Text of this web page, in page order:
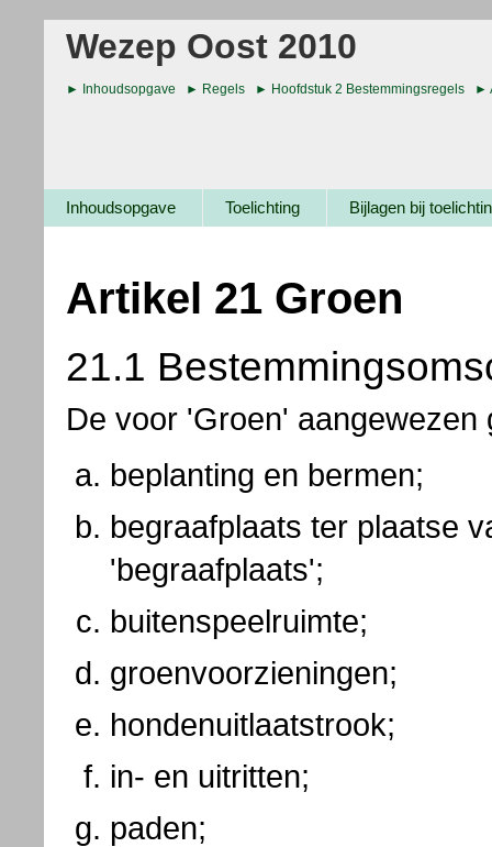
Wezep Oost 2010
Inhoudsopgave Regels Hoofdstuk 2 Bestemmingsregels
Inhoudsopgave Toelichting Bijlagen bij
Artikel 21 Groen
21.1
De voor 'Groen'
beplanting en bermen;
begraafplaats ter plaatse
'begraafplaats';
buitenspeelruimte;
groenvoorzieningen;
hondenuitlaatstrook;
in- en uitritten;
paden;